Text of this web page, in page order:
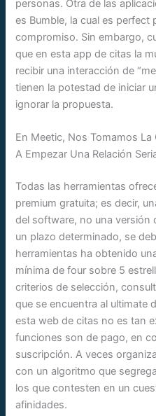
personas. Otra de las
es Bumble, la cual es perfect
compromiso. Sin embargo,
que en esta app de citas la
recibir una interacción de
tienen la potestad de iniciar
ignorar la propuesta.
En Meetic, Nos Tomamos La
A Empezar Una Relación
Todas las herramientas
premium gratuita; es decir,
del software, no una versión
un plazo determinado, se
herramientas ha obtenido
mínima de four sobre 5
criterios de selección,
que se encuentra al ultimate
esta web de citas no es tan
funciones son de pago, en
suscripción. A veces
con un algoritmo que
los que contesten en un
afinidades.